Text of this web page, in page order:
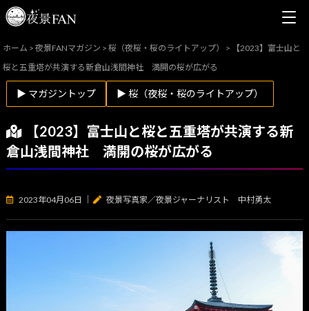
ホーム >夜景FANマガジン >桜（夜桜・桜のライトアップ） >
【2023】富士山と
桜と五重塔が共演する新倉山浅間神社 満開の桜が広がる
▶ マガジントップ ▶ 桜（夜桜・桜のライトアップ）
【2023】富士山と桜と五重塔が共演する新
倉山浅間神社 満開の桜が広がる
2023年04月06日 夜景写真家／夜景ジャーナリスト 中村勇太